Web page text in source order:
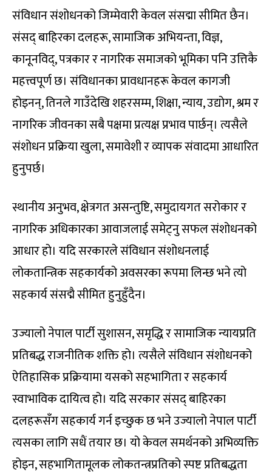
संविधान संशोधनको जिम्मेवारी केवल संसद्मा सीमित छैन।
संसद् बाहिरका दलहरू, सामाजिक अभियन्ता, विज्ञ,
कानूनविद्, पत्रकार र नागरिक समाजको भूमिका पनि उत्तिकै
महत्त्वपूर्ण छ। संविधानका प्रावधानहरू केवल कागजी
होइनन्, तिनले गाउँदेखि शहरसम्म, शिक्षा, न्याय, उद्योग, श्रम र
नागरिक जीवनका सबै पक्षमा प्रत्यक्ष प्रभाव पार्छन्। त्यसैले
संशोधन प्रक्रिया खुला, समावेशी र व्यापक संवादमा आधारित
हुनुपर्छ।
स्थानीय अनुभव, क्षेत्रगत असन्तुष्टि, समुदायगत सरोकार र
नागरिक अधिकारका आवाजलाई समेट्नु सफल संशोधनको
आधार हो। यदि सरकारले संविधान संशोधनलाई
लोकतान्त्रिक सहकार्यको अवसरका रूपमा लिन्छ भने त्यो
सहकार्य संसद्मै सीमित हुनुहुँदैन।
उज्यालो नेपाल पार्टी सुशासन, समृद्धि र सामाजिक न्यायप्रति
प्रतिबद्ध राजनीतिक शक्ति हो। त्यसैले संविधान संशोधनको
ऐतिहासिक प्रक्रियामा यसको सहभागिता र सहकार्य
स्वाभाविक दायित्व हो। यदि सरकार संसद् बाहिरका
दलहरूसँग सहकार्य गर्न इच्छुक छ भने उज्यालो नेपाल पार्टी
त्यसका लागि सधैं तयार छ। यो केवल समर्थनको अभिव्यक्ति
होइन, सहभागितामूलक लोकतन्त्रप्रतिको स्पष्ट प्रतिबद्धता